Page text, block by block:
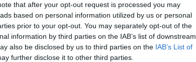
that after your opt-out request is processed you may
based on personal information utilized by us or personal
prior to your opt-out. You may separately opt-out of the
information by third parties on the IAB’s list of downstream
also be disclosed by us to third parties on the IAB’s List of
further disclose it to other third parties.
DEMANDE